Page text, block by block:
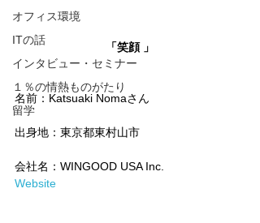
オフィス環境
ITの話
インタビュー・セミナー
１％の情熱ものがたり
留学
「笑顔 」
名前：Katsuaki Nomaさん
出身地：東京都東村山市
会社名：WINGOOD USA Inc.
Website